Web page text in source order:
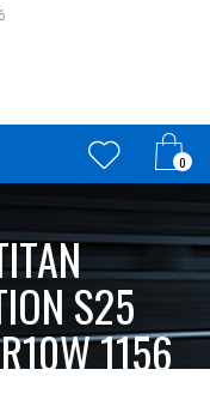
0
S25
1156